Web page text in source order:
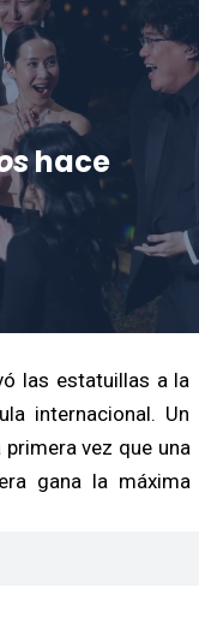
hace
las estatuillas a la
internacional. Un
vez que una
gana la máxima